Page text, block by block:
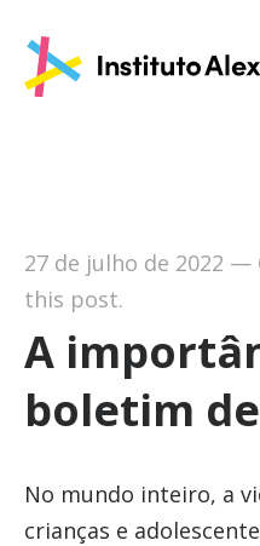
27 de julho de 2022 —
this post.
A
boletim
No mundo inteiro, a
crianças e